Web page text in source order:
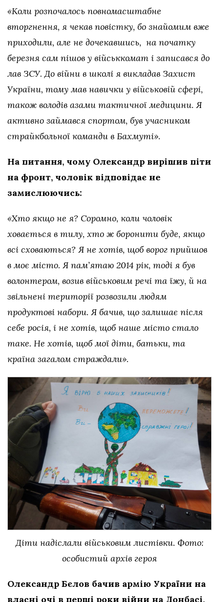
«Коли розпочалось повномасштабне
вторгнення, я чекав повістку, бо знайомим вже
приходили, але не дочекавшись, на початку
березня сам пішов у військкомат і записався до
лав ЗСУ. До війни в школі я викладав Захист
України, тому мав навички у військовій сфері,
також володів азами тактичної медицини. Я
активно займався спортом, був учасником
страйкбольної команди в Бахмуті».
На питання, чому Олександр вирішив піти
на фронт, чоловік відповідає не
замислюючись:
«Хто якщо не я? Соромно, коли чоловік
ховається в тилу, хто ж боронити буде, якщо
всі сховаються? Я не хотів, щоб ворог прийшов
в моє місто. Я пам’ятаю 2014 рік, тоді я був
волонтером, возив військовим речі та їжу, й на
звільнені території розвозили людям
продуктові набори. Я бачив, що залишає після
себе росія, і не хотів, щоб наше місто стало
таке. Не хотів, щоб мої діти, батьки, та
країна загалом страждали».
Діти надіслали військовим листівки. Фото:
особистий архів героя
Олександр Бєлов бачив армію України на
власні очі в перші роки війни на Донбасі,